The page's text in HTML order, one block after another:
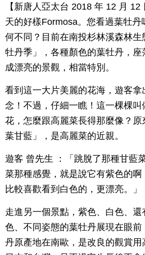
【新唐人亞太台 2018 年 12 月
天的好樣Formosa。您看過葉牡丹
何不同？目前在南投杉林溪森林
牡丹季」，各種顏色的葉牡丹，
成漂亮的景觀，相當特別。
看到這一大片美麗的花海，遊客拿
念！不過，仔細一瞧！這一棵棵叫
花，怎麼跟高麗菜長得那麼像？
葉甘藍」，是高麗菜的近親。
遊客 曾先生 ：「跳脫了那種甘藍
菜那種感覺，就是說它有紫色的
比較喜歡看到白色的，更漂亮。」
走進另一個景點，紫色、白色、
色、不同姿態的葉牡丹展現在眼前
丹原產地在南歐，是改良的觀賞用